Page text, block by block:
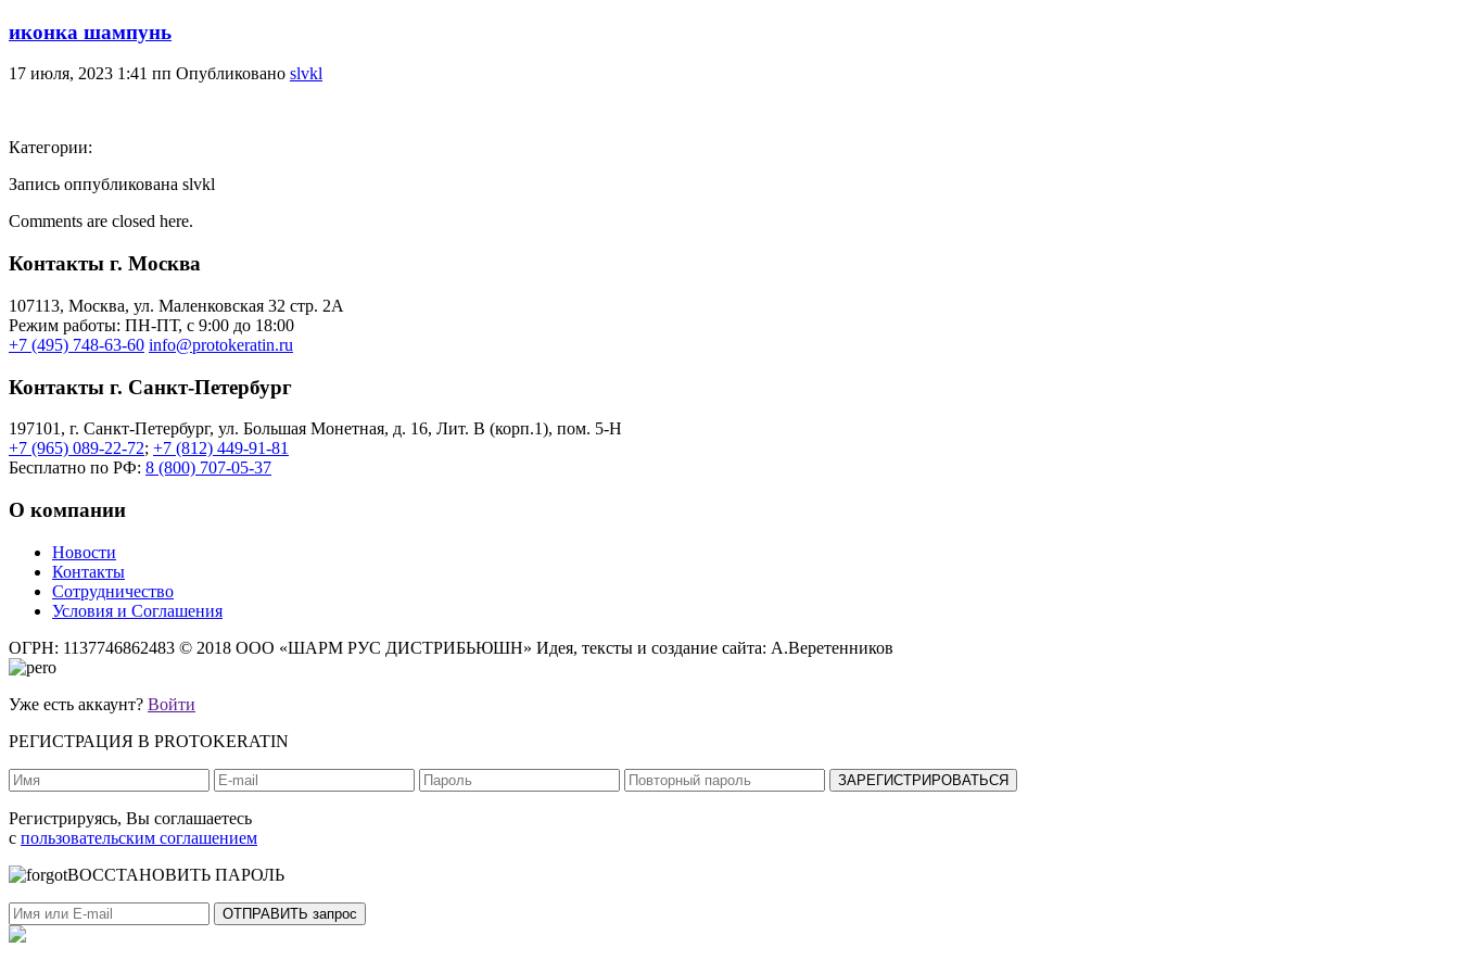
иконка шампунь
17 июля, 2023 1:41 пп Опубликовано slvkl
Категории:
Запись оппубликована slvkl
Comments are closed here.
Контакты г. Москва
107113, Moсква, ул. Маленковская 32 стр. 2А
Режим работы: ПН-ПТ, с 9:00 до 18:00
+7 (495) 748-63-60 info@protokeratin.ru
Контакты г. Санкт-Петербург
197101, г. Санкт-Петербург, ул. Большая Монетная, д. 16, Лит. В (корп.1), пом. 5-Н
+7 (965) 089-22-72; +7 (812) 449-91-81
Бесплатно по РФ: 8 (800) 707-05-37
О компании
Новости
Контакты
Сотрудничество
Условия и Соглашения
ОГРН: 1137746862483 © 2018 ООО «ШАРМ РУС ДИСТРИБЬЮШН» Идея, тексты и создание сайта: А.Веретенников
Уже есть аккаунт? Войти
РЕГИСТРАЦИЯ В PROTOKERATIN
Регистрируясь, Вы соглашаетесь
с пользовательским соглашением
ВОССТАНОВИТЬ ПАРОЛЬ